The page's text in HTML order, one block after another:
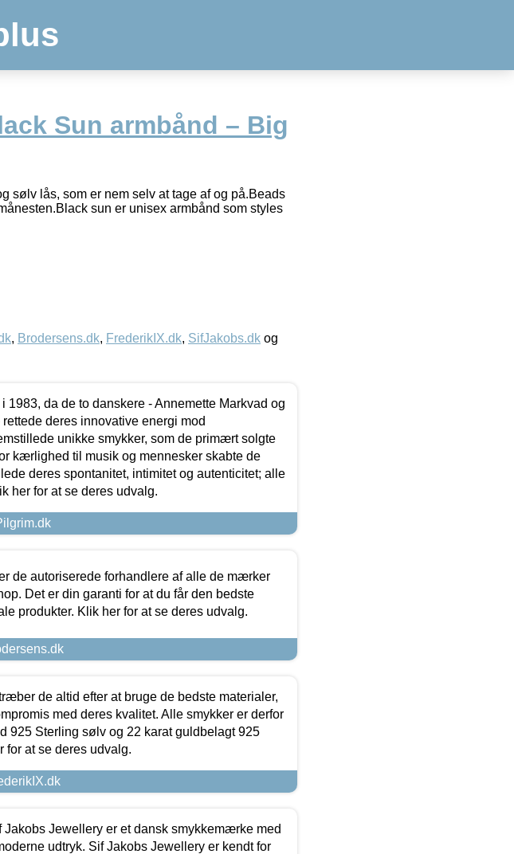
Sun armbånd – Big
sølv lås, som er nem selv at tage af og på.Beads
sun er unisex armbånd som styles
, Brodersens.dk, FrederikIX.dk, SifJakobs.dk og
1983, da de to danskere - Annemette Markvad og
deres innovative energi mod
unikke smykker, som de primært solgte
kærlighed til musik og mennesker skabte de
deres spontanitet, intimitet og autenticitet; alle
her for at se deres udvalg.
de autoriserede forhandlere af alle de mærker
Det er din garanti for at du får den bedste
produkter. Klik her for at se deres udvalg.
de altid efter at bruge de bedste materialer,
med deres kvalitet. Alle smykker er derfor
925 Sterling sølv og 22 karat guldbelagt 925
for at se deres udvalg.
Jakobs Jewellery er et dansk smykkemærke med
udtryk. Sif Jakobs Jewellery er kendt for